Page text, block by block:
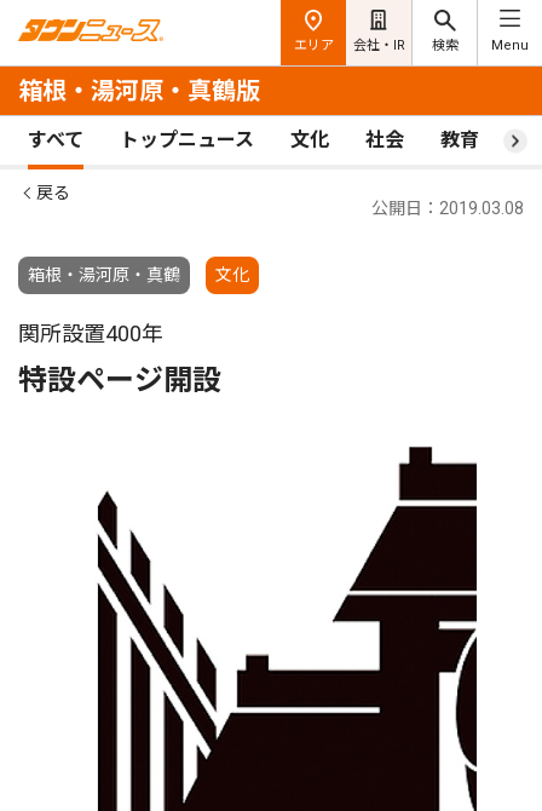
エリア 会社・IR 検索 Menu
箱根・湯河原・真鶴版
すべて トップニュース 文化 社会 教育 ス
戻る
箱根・湯河原・真鶴 文化
公開日：2019.03.08
関所設置400年
特設ページ開設